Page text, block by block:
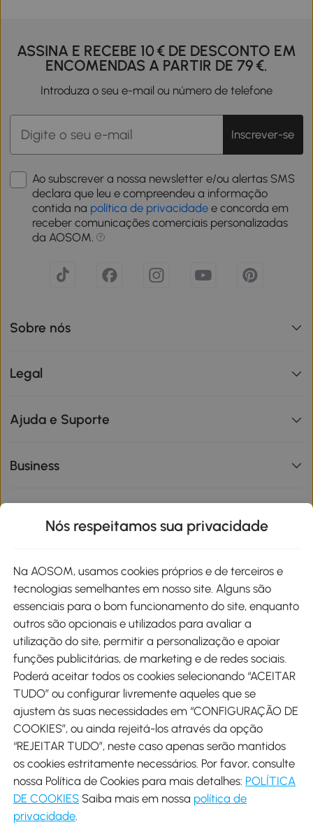
ASSINA E RECEBE 10 € DE DESCONTO EM
ENCOMENDAS A PARTIR DE 79 €.
Introduza o seu e-mail ou número de telefone
Inscrever-se
Ao subscrever a nossa newsletter e/ou alertas SMS
declara que leu e compreendeu a informação
contida na política de privacidade e concorda em
receber comunicações comerciais personalizadas
da AOSOM.
Sobre nós
Legal
Ajuda e Suporte
Business
Métodos de pagamento
Envio
Descarregar Aosom App
Google Play
Nós respeitamos sua privacidade
Na AOSOM, usamos cookies próprios e de terceiros e
tecnologias semelhantes em nosso site. Alguns são
essenciais para o bom funcionamento do site, enquanto
outros são opcionais e utilizados para avaliar a
utilização do site, permitir a personalização e apoiar
funções publicitárias, de marketing e de redes sociais.
Poderá aceitar todos os cookies selecionando “ACEITAR
TUDO” ou configurar livremente aqueles que se
ajustem às suas necessidades em “CONFIGURAÇÃO DE
COOKIES”, ou ainda rejeitá-los através da opção
“REJEITAR TUDO”, neste caso apenas serão mantidos
os cookies estritamente necessários. Por favor, consulte
nossa Política de Cookies para mais detalhes: POLÍTICA
DE COOKIES Saiba mais em nossa política de
privacidade